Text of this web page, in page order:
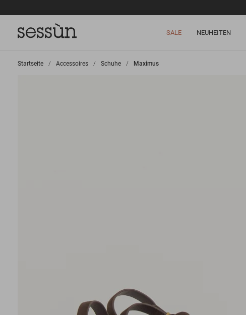
SALE NEUHEITEN
Startseite >
Accessoires >
Schuhe >
Maximus